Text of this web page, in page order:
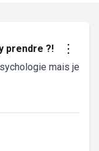
prendre ?!
mais je